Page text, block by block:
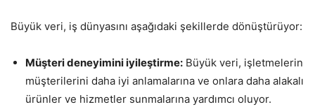
Büyük veri, iş dünyasını aşağıdaki şekillerde dönüştürüyor:
Müşteri deneyimini iyileştirme: Büyük veri, işletmelerin
müşterilerini daha iyi anlamalarına ve onlara daha alakalı
ürünler ve hizmetler sunmalarına yardımcı oluyor.